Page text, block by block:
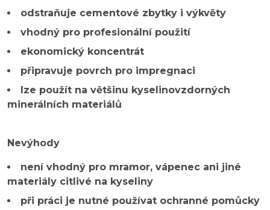
odstraňuje cementové zbytky i výkvěty
vhodný pro profesionální použití
ekonomický koncentrát
připravuje povrch pro impregnaci
lze použít na většinu kyselinovzdorných
minerálních materiálů
Nevýhody
není vhodný pro mramor, vápenec ani jiné
materiály citlivé na kyseliny
při práci je nutné používat ochranné pomůcky